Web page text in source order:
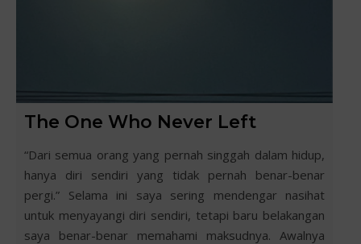
The One Who Never Left
“Dari semua orang yang pernah singgah dalam hidup,
hanya diri sendiri yang tidak pernah benar-benar
pergi.” Selama ini saya sering mendengar nasihat
untuk menyayangi diri sendiri, tetapi baru belakangan
saya benar-benar memahami maksudnya. Awalnya